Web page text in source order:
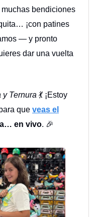
bendiciones
¡con patines
— y pronto
dar una vuelta
y Ternura 💃 ¡Estoy
que veas el
en vivo. 🎉